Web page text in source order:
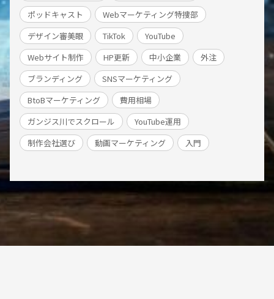
ポッドキャスト
Webマーケティング特捜部
デザイン審美眼
TikTok
YouTube
Webサイト制作
HP更新 中小企業
外注
ブランディング
SNSマーケティング
BtoBマーケティング
費用相場
ガンジス川でスクロール
YouTube運用
制作会社選び
動画マーケティング 入門